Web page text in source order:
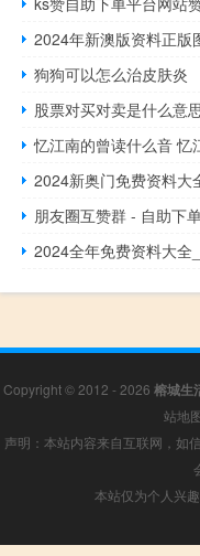
狗狗可以怎么治皮肤炎
股票对买对卖是什么意
忆江南的曾读什么音 忆
朋友圈互赞群 - 自助下
2024全年免费资料大全
Copyright © 2012 - 2026 榕城生
站地
声明：本站内容来自互联网，如
本站仅为个人兴